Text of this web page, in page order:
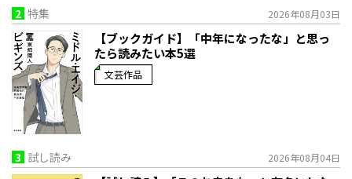
2 特集 2026年08月03日
【ブックガイド】「中年になったな」と思っ
たら読みたい本5選
文芸作品
3 試し読み 2026年08月04日